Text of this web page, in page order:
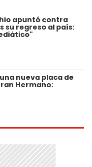
apuntó contra
su regreso al país:
nueva placa de
Hermano: